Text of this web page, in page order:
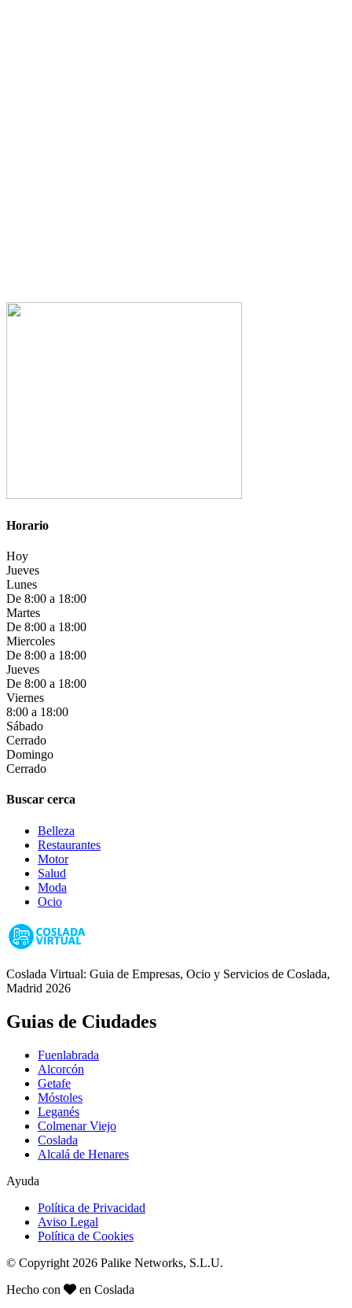
Horario
Hoy
Jueves
Lunes
De 8:00 a 18:00
Martes
De 8:00 a 18:00
Miercoles
De 8:00 a 18:00
Jueves
De 8:00 a 18:00
Viernes
8:00 a 18:00
Sábado
Cerrado
Domingo
Cerrado
Buscar cerca
Belleza
Restaurantes
Motor
Salud
Moda
Ocio
Coslada Virtual: Guia de Empresas, Ocio y Servicios de Coslada,
Madrid 2026
Guias de Ciudades
Fuenlabrada
Alcorcón
Getafe
Móstoles
Leganés
Colmenar Viejo
Coslada
Alcalá de Henares
Ayuda
Política de Privacidad
Aviso Legal
Política de Cookies
© Copyright 2026 Palike Networks, S.L.U.
Hecho con
en Coslada